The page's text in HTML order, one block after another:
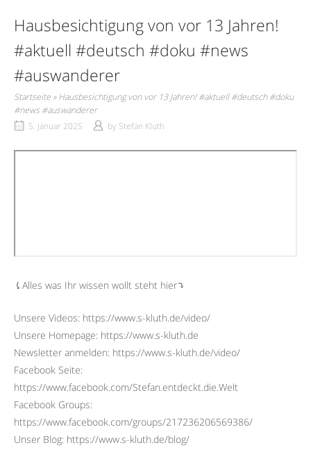
Hausbesichtigung von vor 13 Jahren!
#aktuell #deutsch #doku #news
#auswanderer
Startseite »Hausbesichtigung von vor 13 Jahren! #aktuell #deutsch #doku
#news #auswanderer
5. Januar 2025
by Stefan Kluth
⤹Alles was Ihr wissen wollt steht hier⤵︎
Unsere Videos: https://www.s-kluth.de/video/
Unsere Homepage: https://www.s-kluth.de
Newsletter anmelden: https://www.s-kluth.de/video/
Facebook Seite:
https://www.facebook.com/Stefan.entdeckt.die.Welt
Facebook Groups:
https://www.facebook.com/groups/217236206569386/
Unser Blog: https://www.s-kluth.de/blog/